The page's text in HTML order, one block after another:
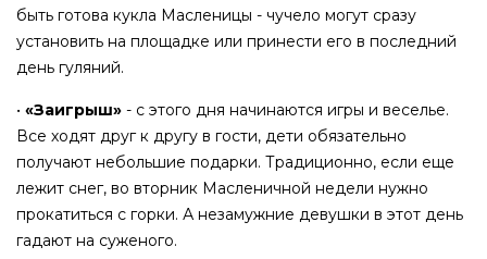
быть готова кукла Масленицы - чучело могут сразу
установить на площадке или принести его в последний
день гуляний.
• «Заигрыш» - с этого дня начинаются игры и веселье.
Все ходят друг к другу в гости, дети обязательно
получают небольшие подарки. Традиционно, если еще
лежит снег, во вторник Масленичной недели нужно
прокатиться с горки. А незамужние девушки в этот день
гадают на суженого.